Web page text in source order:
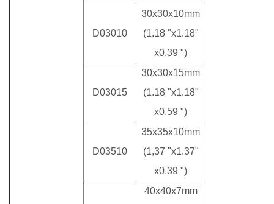
D03010
30x30x10mm
(1.18 "x1.18"
x0.39 ")
D03015
30x30x15mm
(1.18 "x1.18"
x0.59 ")
D03510
35x35x10mm
(1,37 "x1.37"
x0.39 ")
40x40x7mm